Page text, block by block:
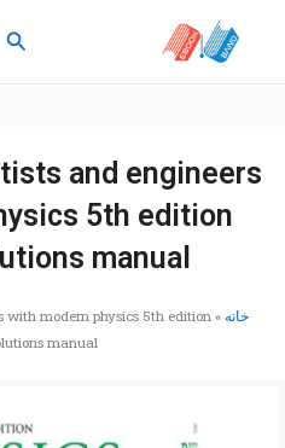
and engineers
5th edition
manual
خانه »
with modern physics 5th edition
manual